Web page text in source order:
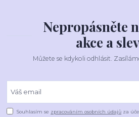
Nepropásněte
akce a
Můžete se kdykoli odhlásit.
Souhlasím se zpracováním osobních údajů za